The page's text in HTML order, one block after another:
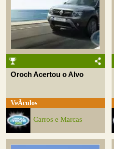
Oroch Acertou o Alvo
VeÃ­culos
Carros e Marcas